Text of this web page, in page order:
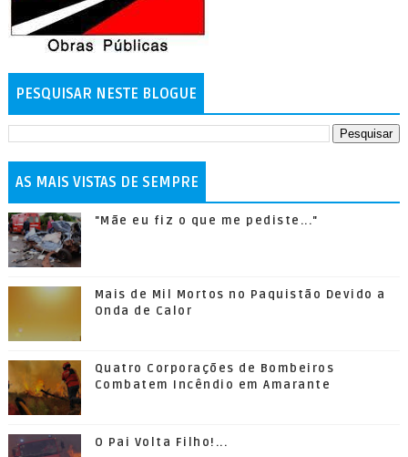
PESQUISAR NESTE BLOGUE
AS MAIS VISTAS DE SEMPRE
"Mãe eu fiz o que me pediste..."
Mais de Mil Mortos no Paquistão Devido a
Onda de Calor
Quatro Corporações de Bombeiros
Combatem Incêndio em Amarante
O Pai Volta Filho!...